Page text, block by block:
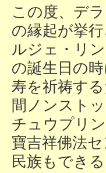
この度、デ
の縁起が挙
ルジェ・リ
の誕生日の
寿を祈祷す
間ノンスト
チュウプリ
寶吉祥佛法
民族もでき